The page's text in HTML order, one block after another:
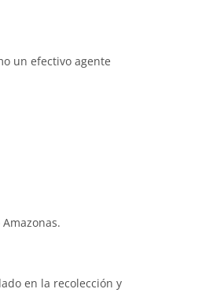
un efectivo agente
en la recolección y